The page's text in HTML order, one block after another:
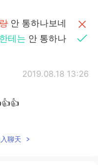
안 통하나보네
한테는 안 통하나
2019.08.18 13:26
聊天